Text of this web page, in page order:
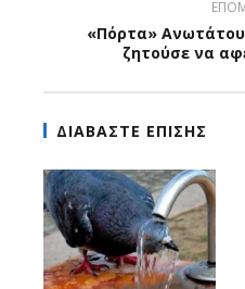
«Πόρτα»
ζητούσε να
ΔΙΑΒΑΣΤΕ ΕΠΙΣΗΣ